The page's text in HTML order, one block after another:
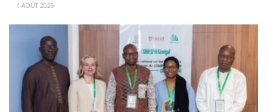
1 AOÛT 2026